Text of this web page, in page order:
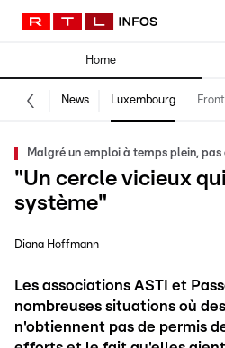
Home
News Luxembourg
Malgré un emploi à temps plein, pas
"Un cercle vicieux
système"
Diana Hoffmann
Les associations ASTI et
nombreuses situations où
n'obtiennent pas de permis